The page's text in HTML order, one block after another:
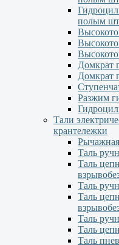
полым
Домкрат
Домкрат
Разжим
Тали
крантележки
Таль
Таль
Таль
Таль
Таль
Таль
Таль